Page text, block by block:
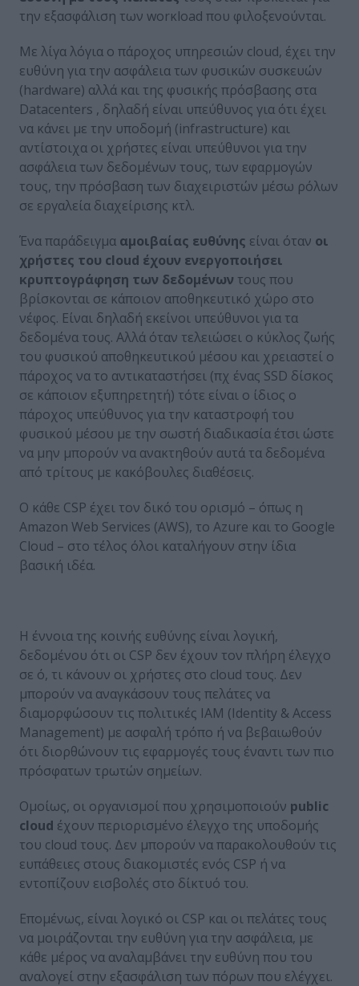
την εξασφάλιση των worκload που φιλοξενούνται.
Με λίγα λόγια ο πάροχος υπηρεσιών cloud, έχει την
ευθύνη για την ασφάλεια των φυσικών συσκευών
(hardware) αλλά και της φυσικής πρόσβασης στα
Datacenters , δηλαδή είναι υπεύθυνος για ότι έχει
να κάνει με την υποδομή (infrastructure) και
αντίστοιχα οι χρήστες είναι υπεύθυνοι για την
ασφάλεια των δεδομένων τους, των εφαρμογών
τους, την πρόσβαση των διαχειριστών μέσω ρόλων
σε εργαλεία διαχείρισης κτλ.
Ένα παράδειγμα αμοιβαίας ευθύνης είναι όταν οι
χρήστες του cloud έχουν ενεργοποιήσει
κρυπτογράφηση των δεδομένων τους που
βρίσκονται σε κάποιον αποθηκευτικό χώρο στο
νέφος. Είναι δηλαδή εκείνοι υπεύθυνοι για τα
δεδομένα τους. Αλλά όταν τελειώσει ο κύκλος ζωής
του φυσικού αποθηκευτικού μέσου και χρειαστεί ο
πάροχος να το αντικαταστήσει (πχ ένας SSD δίσκος
σε κάποιον εξυπηρετητή) τότε είναι ο ίδιος ο
πάροχος υπεύθυνος για την καταστροφή του
φυσικού μέσου με την σωστή διαδικασία έτσι ώστε
να μην μπορούν να ανακτηθούν αυτά τα δεδομένα
από τρίτους με κακόβουλες διαθέσεις.
Ο κάθε CSP έχει τον δικό του ορισμό – όπως η
Amazon Web Services (AWS), το Azure και το Google
Cloud – στο τέλος όλοι καταλήγουν στην ίδια
βασική ιδέα.
Η έννοια της κοινής ευθύνης είναι λογική,
δεδομένου ότι οι CSP δεν έχουν τον πλήρη έλεγχο
σε ό, τι κάνουν οι χρήστες στο cloud τους. Δεν
μπορούν να αναγκάσουν τους πελάτες να
διαμορφώσουν τις πολιτικές IAM (Identity & Access
Management) με ασφαλή τρόπο ή να βεβαιωθούν
ότι διορθώνουν τις εφαρμογές τους έναντι των πιο
πρόσφατων τρωτών σημείων.
Ομοίως, οι οργανισμοί που χρησιμοποιούν public
cloud έχουν περιορισμένο έλεγχο της υποδομής
του cloud τους. Δεν μπορούν να παρακολουθούν τις
ευπάθειες στους διακομιστές ενός CSP ή να
εντοπίζουν εισβολές στο δίκτυό του.
Επομένως, είναι λογικό οι CSP και οι πελάτες τους
να μοιράζονται την ευθύνη για την ασφάλεια, με
κάθε μέρος να αναλαμβάνει την ευθύνη που του
αναλογεί στην εξασφάλιση των πόρων που ελέγχει.